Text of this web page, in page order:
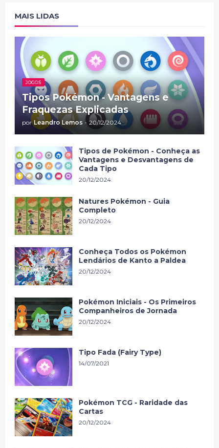
MAIS LIDAS
JOGOS
Tipos Pokémon - Vantagens e
Fraquezas Explicadas
por Leandro Lemos - 20/12/2024
Tipos de Pokémon - Conheça as
Vantagens e Desvantagens de
Cada Tipo
20/12/2024
Natures Pokémon - Guia
Completo
20/12/2024
Conheça Todos os Pokémon
Lendários de Kanto a Paldea
20/12/2024
Pokémon Iniciais - Os Primeiros
Companheiros de Jornada
20/12/2024
Tipo Fada (Fairy Type)
14/07/2021
Pokémon TCG - Raridade das
Cartas
20/12/2024